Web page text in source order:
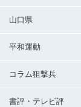
山口県
平和運動
コラム狙撃兵
書評・テレビ評